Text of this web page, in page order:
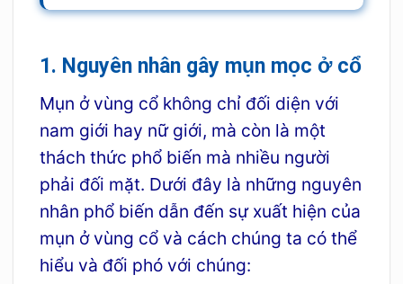
1. Nguyên nhân gây mụn mọc ở cổ
Mụn ở vùng cổ không chỉ đối diện với
nam giới hay nữ giới, mà còn là một
thách thức phổ biến mà nhiều người
phải đối mặt. Dưới đây là những nguyên
nhân phổ biến dẫn đến sự xuất hiện của
mụn ở vùng cổ và cách chúng ta có thể
hiểu và đối phó với chúng: